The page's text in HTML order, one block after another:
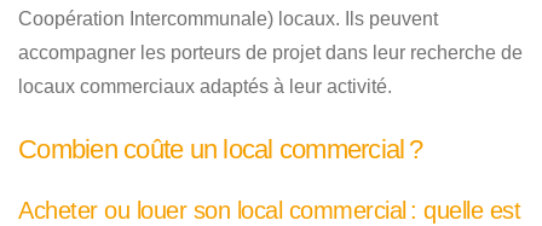
Coopération Intercommunale) locaux. Ils peuvent
accompagner les porteurs de projet dans leur recherche de
locaux commerciaux adaptés à leur activité.
Combien coûte un local commercial ?
Acheter ou louer son local commercial : quelle est